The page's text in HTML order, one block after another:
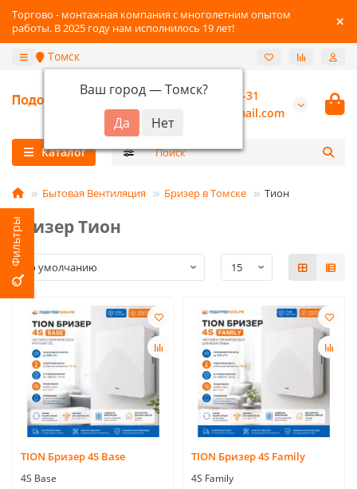
Торгово - монтажная компания с многолетним опытом
работы. В 2025 году нам исполнилось 19 лет!
Томск
Ваш город —Томск?
+7-3822-96-03-31
burannsk@gmail.com
Каталог
Бытовая Вентиляция Бризер в Томске Тион
Бризер Тион
TION Бризер 4S Base
4S Base
TION Бризер 4S Family
4S Family